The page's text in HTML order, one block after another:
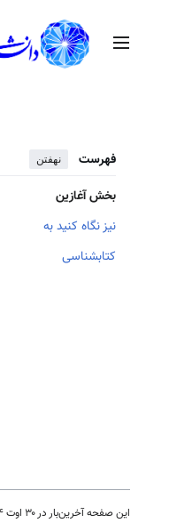
منوی اصلی
فهرست نهفتن
بخش آغازین
نیز نگاه کنید به
کتابشناسی
این صفحه آخرین‌بار در ‏۳۰ اوت ۲۰۲۴ ساعت ‏۰۸:۵۳ ویرایش شده است.